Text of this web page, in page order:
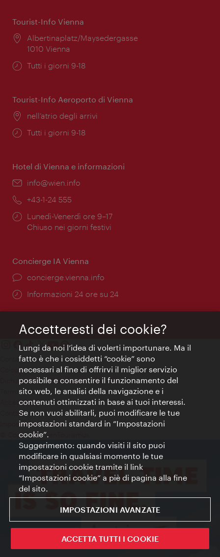
Tourist-Info Vienna
Posizione:
Albertinaplatz/Maysedergasse
1010 Vienna
Orari
Tutti i giorni 9-18
Tourist-Info Aeroporto di Vienna
Posizione:
nell’atrio degli arrivi
Orari
Tutti i giorni 9-18
Hotel di Vienna e informazioni
Email:
info@wien.info
Telefono:
+43-1-24 555
Orari
di
Lunedì-Venerdì ore 9–17
Chiuso nei giorni festivi
Concierge IA Vienna
Ort:
concierge.vienna.info
Öffnungszeiten:
Informazioni 24 ore su 24
Contatti
Colophon
Dichiarazione sulla protezione dei dati
Terms of Use
Accessibilità
Contatto stampa
Impostazioni cookie
© Copyright WienTourismus
Accetteresti dei cookie?
Lungi da noi l’idea di volerti importunare. Ma il
fatto è che i cosiddetti “cookie” sono
necessari al fine di offrirvi il miglior servizio
possibile e consentire il funzionamento del
sito web, le analisi della navigazione e i
contenuti ottimizzati in base ai tuoi interessi.
Se non vuoi abilitarli, puoi modificare le tue
impostazioni standard in “Impostazioni
cookie”.
Suggerimento: quando visiti il sito puoi
modificare in qualsiasi momento le tue
impostazioni cookie tramite il link
“Impostazioni cookie” a piè di pagina alla fine
del sito.
IMPOSTAZIONI AVANZATE
ACCETTA TUTTI I COOKIE